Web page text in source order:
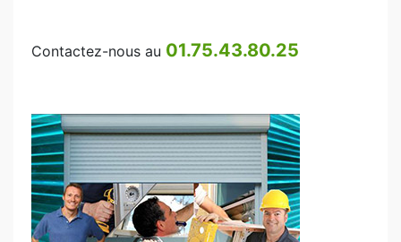
Contactez-nous au 01.75.43.80.25